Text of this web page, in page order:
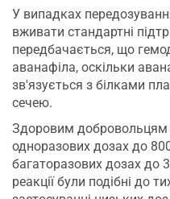
У випадках
вживати стандартні
передбачається, що
аванафіла, оскільки
зв'язується з білками
сечею.
Здоровим добровольцям
одноразових дозах до
багаторазових дозах до
реакції були подібні до